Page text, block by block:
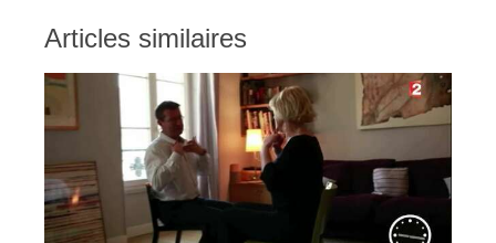
Articles similaires